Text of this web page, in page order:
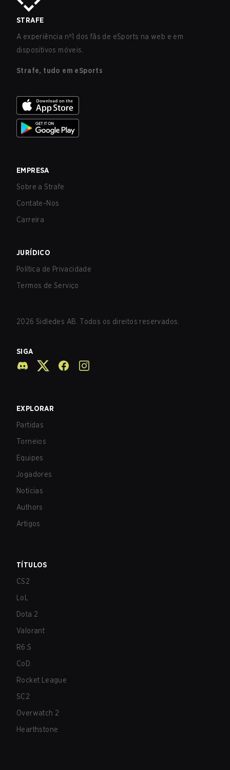
STRAFE
A experiência nº1 dos fãs de eSports na web e em
dispositivos móveis.
Strafe, tudo em eSports
EMPRESA
Sobre a Strafe
Contate-Nos
Carreira
JURÍDICO
Política de Privacidade
Termos de Serviço
2026 Sidledes AB. Todos os direitos reservados.
SIGA
EXPLORAR
Partidas
Torneios
Equipes
Jogadores
Notícias
Authors
Artigos
TÍTULOS
CS2
LoL
Dota 2
Valorant
R6:S
CoD
Rocket League
SC2
Overwatch 2
Hearthstone